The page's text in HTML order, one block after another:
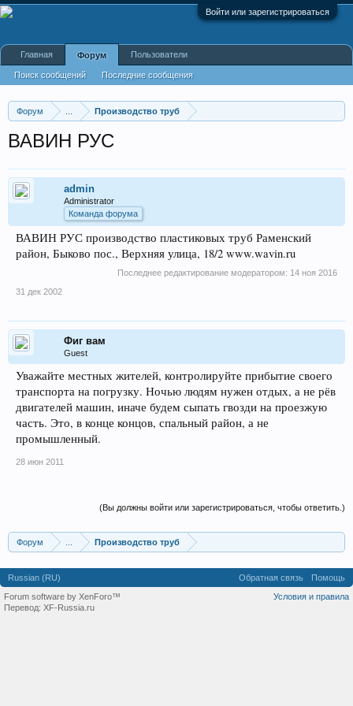
Войти или зарегистрироваться
Форум Производство труб
ВАВИН РУС
admin
Administrator
Команда форума
ВАВИН РУС производство пластиковых труб Раменский
район, Быково пос., Верхняя улица, 18/2 www.wavin.ru
Последнее редактирование модератором: 14 ноя 2016
31 дек 2002
Фиг вам
Guest
Уважайте местных жителей, контролируйте прибытие своего
транспорта на погрузку. Ночью людям нужен отдых, а не рёв
двигателей машин, иначе будем сыпать гвозди на проезжую
часть. Это, в конце концов, спальный район, а не
промышленный.
28 июн 2011
(Вы должны войти или зарегистрироваться, чтобы ответить.)
Форум Производство труб
Главная Форум
Поиск сообщений Последние сообщения
Пользователи
Russian (RU) Обратная связь
Помощь
Условия и правила
Forum software by XenForo™
Перевод: XF-Russia.ru